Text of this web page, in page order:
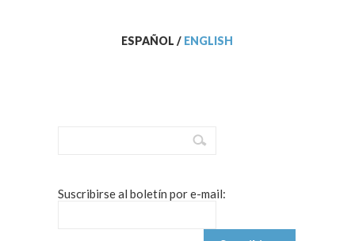
ESPAÑOL / ENGLISH
Suscribirse al boletín por e-mail: